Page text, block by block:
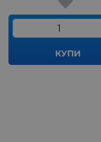
КУПИ